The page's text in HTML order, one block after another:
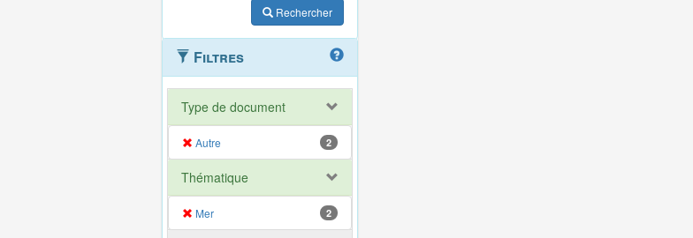
Rechercher
Filtres
Type de document
Autre 2
Thématique
Mer 2